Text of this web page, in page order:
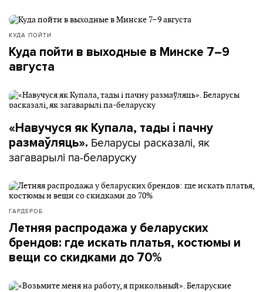
КУДА ПОЙТИ
Куда пойти в выходные в Минске 7–9
августа
«Навучуся як Купала, тады і пачну
размаўляць». Беларусы расказалі, як
загаварылі па-беларуску
ГАРДЕРОБ
Летняя распродажа у беларуских
брендов: где искать платья, костюмы и
вещи со скидками до 70%